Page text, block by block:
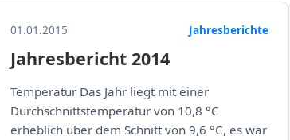
01.01.2015 Jahresberichte
Jahresbericht 2014
Temperatur Das Jahr liegt mit einer
Durchschnittstemperatur von 10,8 °C
erheblich über dem Schnitt von 9,6 °C, es war